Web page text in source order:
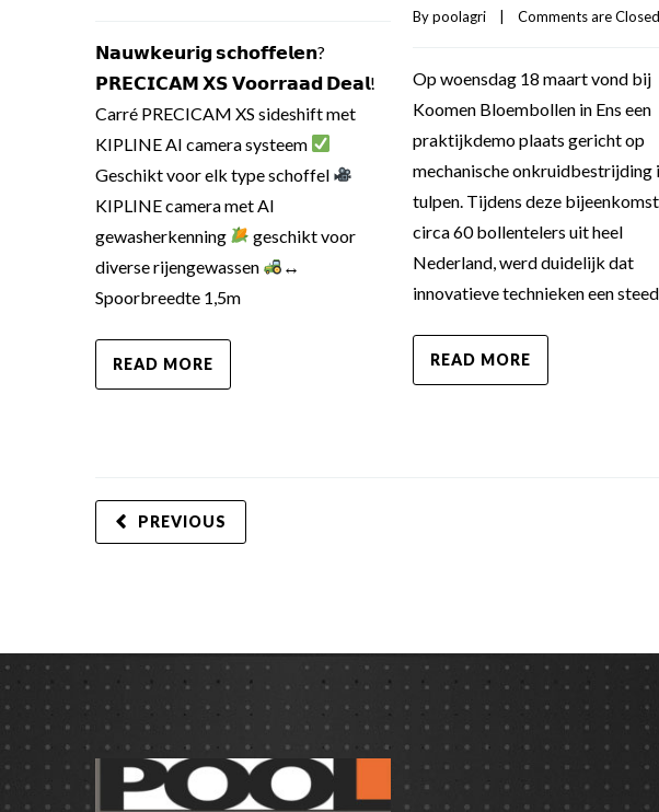
𝗡𝗮𝘂𝘄𝗸𝗲𝘂𝗿𝗶𝗴 𝘀𝗰𝗵𝗼𝗳𝗳𝗲𝗹𝗲𝗻?
𝗣𝗥𝗘𝗖𝗜𝗖𝗔𝗠 𝗫𝗦 𝗩𝗼𝗼𝗿𝗿𝗮𝗮𝗱 𝗗𝗲𝗮𝗹!
Carré PRECICAM XS sideshift met
KIPLINE AI camera systeem
Geschikt voor elk type schoffel
KIPLINE camera met AI
gewasherkenning
geschikt voor
diverse rijengewassen
↔
Spoorbreedte 1,5m
READ MORE
By poolagri Comments are Closed
Op woensdag 18 maart vond bij
Koomen Bloembollen in Ens een
praktijkdemo plaats gericht op
mechanische onkruidbestrijding
tulpen. Tijdens deze
circa 60 bollentelers uit heel
Nederland, werd duidelijk dat
innovatieve technieken een
READ MORE
PREVIOUS